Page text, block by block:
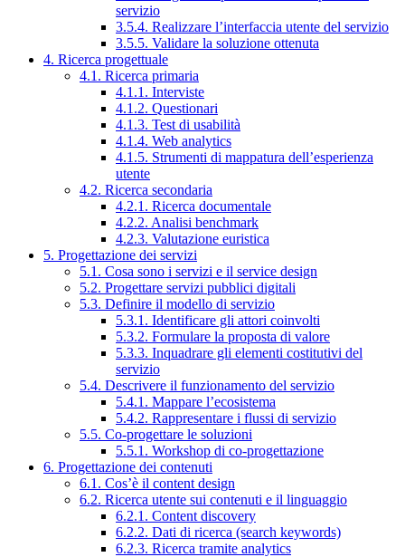
servizio
3.5.4. Realizzare l’interfaccia utente del servizio
3.5.5. Validare la soluzione ottenuta
4. Ricerca progettuale
4.1. Ricerca primaria
4.1.1. Interviste
4.1.2. Questionari
4.1.3. Test di usabilità
4.1.4. Web analytics
4.1.5. Strumenti di mappatura dell’esperienza
utente
4.2. Ricerca secondaria
4.2.1. Ricerca documentale
4.2.2. Analisi benchmark
4.2.3. Valutazione euristica
5. Progettazione dei servizi
5.1. Cosa sono i servizi e il service design
5.2. Progettare servizi pubblici digitali
5.3. Definire il modello di servizio
5.3.1. Identificare gli attori coinvolti
5.3.2. Formulare la proposta di valore
5.3.3. Inquadrare gli elementi costitutivi del
servizio
5.4. Descrivere il funzionamento del servizio
5.4.1. Mappare l’ecosistema
5.4.2. Rappresentare i flussi di servizio
5.5. Co-progettare le soluzioni
5.5.1. Workshop di co-progettazione
6. Progettazione dei contenuti
6.1. Cos’è il content design
6.2. Ricerca utente sui contenuti e il linguaggio
6.2.1. Content discovery
6.2.2. Dati di ricerca (search keywords)
6.2.3. Ricerca tramite analytics